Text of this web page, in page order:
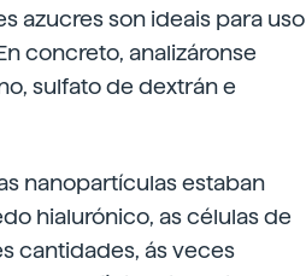
azucres son ideais para uso
concreto, analizáronse
sulfato de dextrán e
nanopartículas estaban
hialurónico, as células de
cantidades, ás veces